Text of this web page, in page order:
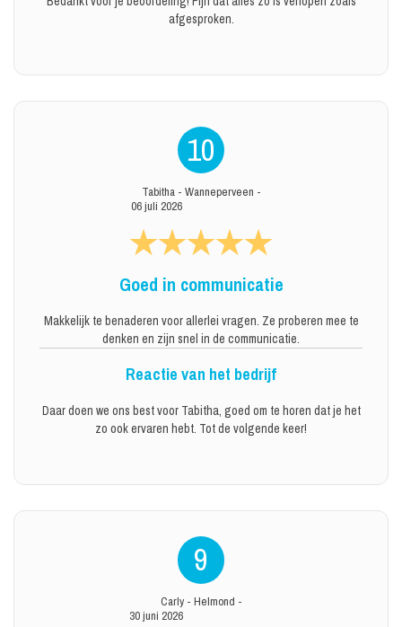
afgesproken.
10
Tabitha - Wanneperveen -
06 juli 2026
Goed in communicatie
Makkelijk te benaderen voor allerlei vragen. Ze proberen mee te
denken en zijn snel in de communicatie.
Reactie van het bedrijf
Daar doen we ons best voor Tabitha, goed om te horen dat je het
zo ook ervaren hebt. Tot de volgende keer!
9
Carly - Helmond -
30 juni 2026